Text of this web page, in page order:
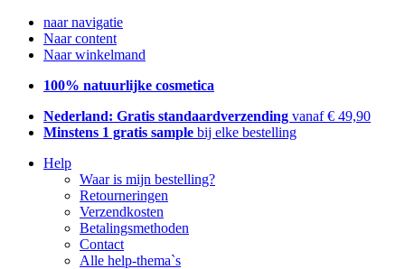
naar navigatie
Naar content
Naar winkelmand
100% natuurlijke cosmetica
Nederland: Gratis standaardverzending vanaf € 49,90
Minstens 1 gratis sample bij elke bestelling
Help
Waar is mijn bestelling?
Retourneringen
Verzendkosten
Betalingsmethoden
Contact
Alle help-thema`s